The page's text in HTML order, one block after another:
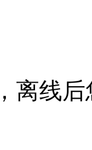
离线